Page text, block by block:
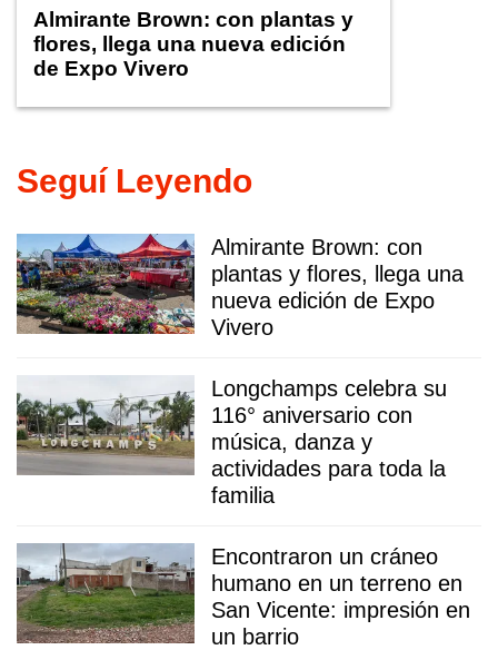
Almirante Brown: con plantas y
flores, llega una nueva edición
de Expo Vivero
Seguí Leyendo
Almirante Brown: con
plantas y flores, llega una
nueva edición de Expo
Vivero
Longchamps celebra su
116° aniversario con
música, danza y
actividades para toda la
familia
Encontraron un cráneo
humano en un terreno en
San Vicente: impresión en
un barrio